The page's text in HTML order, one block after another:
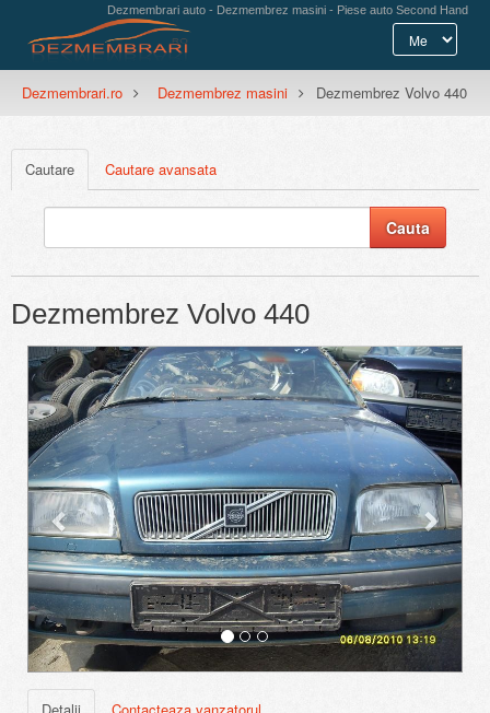
Dezmembrari auto - Dezmembrez masini - Piese auto Second Hand
Dezmembrari.ro Dezmembrez masini Dezmembrez Volvo 440
Cautare Cautare avansata
Dezmembrez Volvo 440
Previous Next